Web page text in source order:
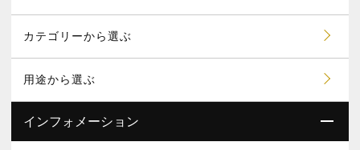
カテゴリーから選ぶ
用途から選ぶ
インフォメーション